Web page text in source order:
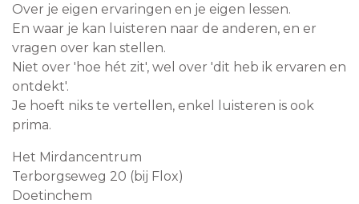
Over je eigen ervaringen en je eigen lessen.
En waar je kan luisteren naar de anderen, en er
vragen over kan stellen.
Niet over 'hoe hét zit', wel over 'dit heb ik ervaren en
ontdekt'.
Je hoeft niks te vertellen, enkel luisteren is ook
prima.
Het Mirdancentrum
Terborgseweg 20 (bij Flox)
Doetinchem